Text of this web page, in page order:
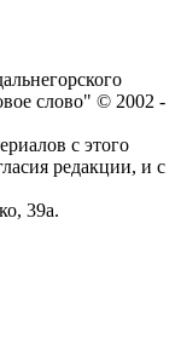
слово" © 2002 -
с этого
редакции, и с
39а.